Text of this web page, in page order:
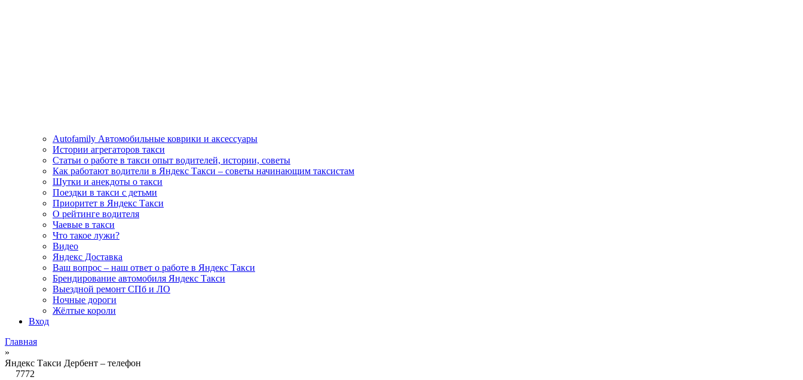
Autofamily Автомобильные коврики и аксессуары
Истории агрегаторов такси
Статьи о работе в такси опыт водителей, истории, советы
Как работают водители в Яндекс Такси – советы начинающим таксистам
Шутки и анекдоты о такси
Поездки в такси с детьми
Приоритет в Яндекс Такси
О рейтинге водителя
Чаевые в такси
Что такое лужи?
Видео
Яндекс Доставка
Ваш вопрос – наш ответ о работе в Яндекс Такси
Брендирование автомобиля Яндекс Такси
Выездной ремонт СПб и ЛО
Ночные дороги
Жёлтые короли
Вход
Главная
»
Яндекс Такси Дербент – телефон
7772